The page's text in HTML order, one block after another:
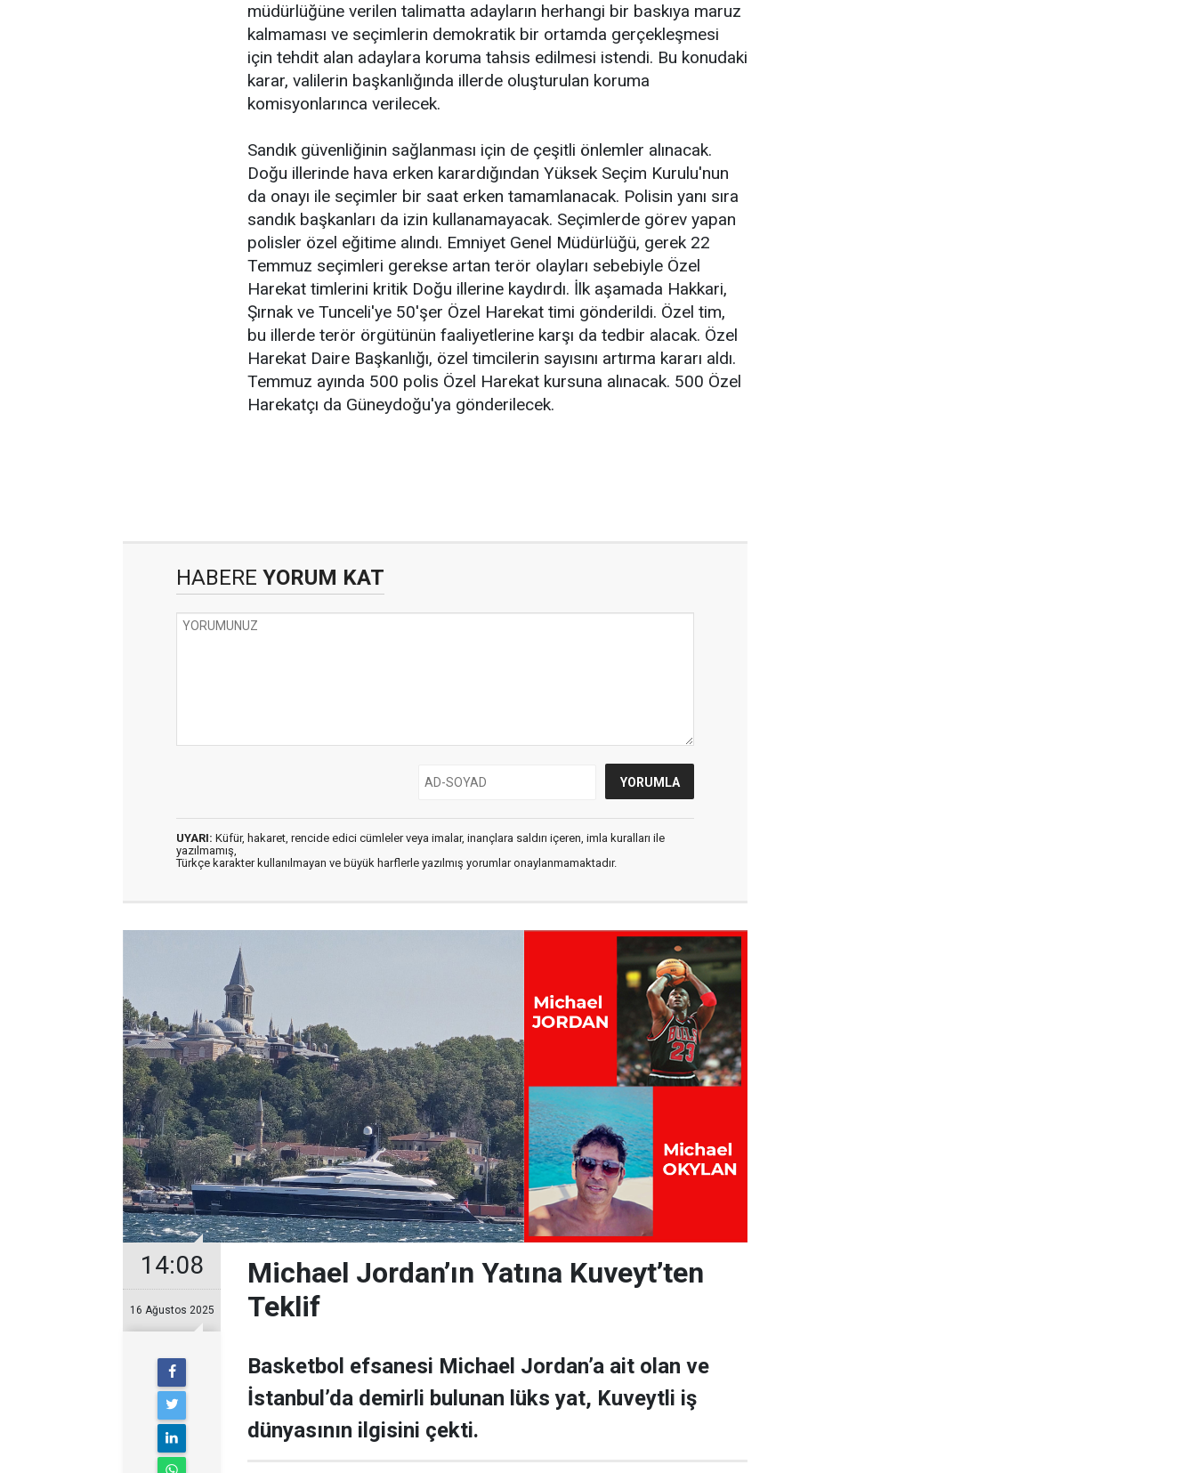
müdürlüğüne verilen talimatta adayların herhangi bir baskıya maruz
kalmaması ve seçimlerin demokratik bir ortamda gerçekleşmesi
için tehdit alan adaylara koruma tahsis edilmesi istendi. Bu konudaki
karar, valilerin başkanlığında illerde oluşturulan koruma
komisyonlarınca verilecek.
Sandık güvenliğinin sağlanması için de çeşitli önlemler alınacak.
Doğu illerinde hava erken karardığından Yüksek Seçim Kurulu'nun
da onayı ile seçimler bir saat erken tamamlanacak. Polisin yanı sıra
sandık başkanları da izin kullanamayacak. Seçimlerde görev yapan
polisler özel eğitime alındı. Emniyet Genel Müdürlüğü, gerek 22
Temmuz seçimleri gerekse artan terör olayları sebebiyle Özel
Harekat timlerini kritik Doğu illerine kaydırdı. İlk aşamada Hakkari,
Şırnak ve Tunceli'ye 50'şer Özel Harekat timi gönderildi. Özel tim,
bu illerde terör örgütünün faaliyetlerine karşı da tedbir alacak. Özel
Harekat Daire Başkanlığı, özel timcilerin sayısını artırma kararı aldı.
Temmuz ayında 500 polis Özel Harekat kursuna alınacak. 500 Özel
Harekatçı da Güneydoğu'ya gönderilecek.
HABERE YORUM KAT
UYARI: Küfür, hakaret, rencide edici cümleler veya imalar, inançlara saldırı içeren, imla kuralları ile
yazılmamış,
Türkçe karakter kullanılmayan ve büyük harflerle yazılmış yorumlar onaylanmamaktadır.
14:08
16 Ağustos 2025
Michael Jordan’ın Yatına Kuveyt’ten
Teklif
Basketbol efsanesi Michael Jordan’a ait olan ve
İstanbul’da demirli bulunan lüks yat, Kuveytli iş
dünyasının ilgisini çekti.